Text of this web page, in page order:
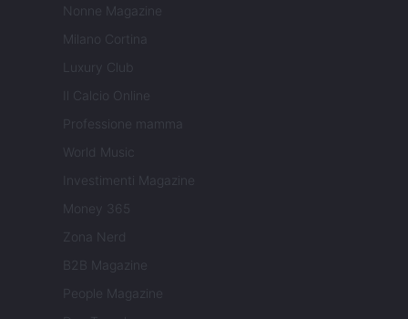
Nonne Magazine
Milano Cortina
Luxury Club
Il Calcio Online
Professione mamma
World Music
Investimenti Magazine
Money 365
Zona Nerd
B2B Magazine
People Magazine